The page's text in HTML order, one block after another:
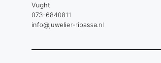
Vught
073-6840811
info@juwelier-ripassa.nl